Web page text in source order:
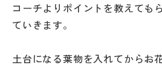
コーチよりポイントを教えても
ていきます。
土台になる葉物を入れてからお